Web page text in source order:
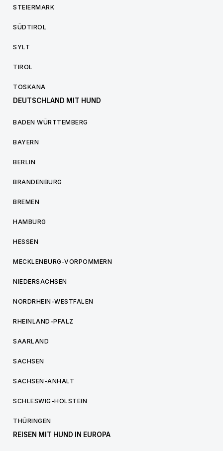
STEIERMARK
SÜDTIROL
SYLT
TIROL
TOSKANA
DEUTSCHLAND MIT HUND
BADEN WÜRTTEMBERG
BAYERN
BERLIN
BRANDENBURG
BREMEN
HAMBURG
HESSEN
MECKLENBURG-VORPOMMERN
NIEDERSACHSEN
NORDRHEIN-WESTFALEN
RHEINLAND-PFALZ
SAARLAND
SACHSEN
SACHSEN-ANHALT
SCHLESWIG-HOLSTEIN
THÜRINGEN
REISEN MIT HUND IN EUROPA